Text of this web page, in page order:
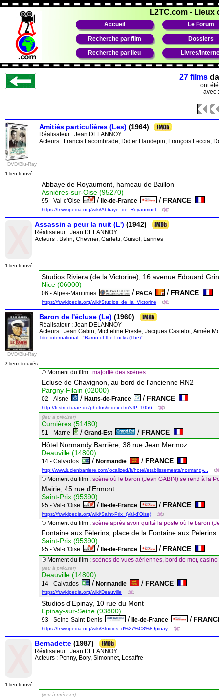
L2TC.com - Lieux
Accueil Le Forum
Recherche par film Dossiers
Recherche par lieu Livres/
27 films
ont
avec
DVD/Blu-Ray
Amitiés particulières (Les) (1964)
Réalisateur : Jean DELANNOY
Acteurs : Francis Lacombrade, Didier Haudepin, François Leccia,
1 lieu trouvé
Abbaye de Royaumont, hameau de Baillon
Asnières-sur-Oise (95270)
95 - Val-d'Oise / Ile-de-France / FRANCE
https://fr.wikipedia.org/wiki/Abbaye_de_Royaumont
Assassin a peur la nuit (L') (1942)
Réalisateur : Jean DELANNOY
Acteurs : Balin, Chevrier, Carletti, Guisol, Lannes
1 lieu trouvé
Studios Riviera (de la Victorine), 16 avenue Edouard
Nice (06000)
06 - Alpes-Maritimes / PACA / FRANCE
https://fr.wikipedia.org/wiki/Studios_de_la_Victorine
DVD/Blu-Ray
Baron de l'écluse (Le) (1960)
Réalisateur : Jean DELANNOY
Acteurs : Jean Gabin, Micheline Presle, Jacques Castelot, Aimée
Titre international : "Baron of the Locks (The)"
7 lieux trouvés
Moment du film : majorité des scènes
Ecluse de Chavignon, au bord de l'ancienne RN2
Pargny-Filain (02000)
02 - Aisne / Hauts-de-France / FRANCE
http://fr.structurae.de/photos/index.cfm?JP=1056
(lieu à préciser)
Cumières (51480)
51 - Marne / Grand-Est / FRANCE
Hôtel Normandy Barrière, 38 rue Jean Mermoz
Deauville (14800)
14 - Calvados / Normandie / FRANCE
http://www.lucienbarriere.com/localized/fr/hotel/etablissements/normandy...
Moment du film : scène où le baron (Jean GABIN) se rend à la
Mairie, 45 rue d'Ermont
Saint-Prix (95390)
95 - Val-d'Oise / Ile-de-France / FRANCE
https://fr.wikipedia.org/wiki/Saint-Prix_(Val-d'Oise)
Moment du film : scène après avoir quitté la poste où le baron
Fontaine aux Pèlerins, place de la Fontaine aux Pèlerins
Saint-Prix (95390)
95 - Val-d'Oise / Ile-de-France / FRANCE
Moment du film : scènes de vues aériennes, bord de mer,
(lieu à préciser)
Deauville (14800)
14 - Calvados / Normandie / FRANCE
https://fr.wikipedia.org/wiki/Deauville
Studios d'Epinay, 10 rue du Mont
Epinay-sur-Seine (93800)
93 - Seine-Saint-Denis / Ile-de-France /
https://fr.wikipedia.org/wiki/Studios_d%27%C3%89pinay
Bernadette (1987)
Réalisateur : Jean DELANNOY
Acteurs : Penny, Bory, Simonnet, Lesaffre
1 lieu trouvé
(lieu à préciser)